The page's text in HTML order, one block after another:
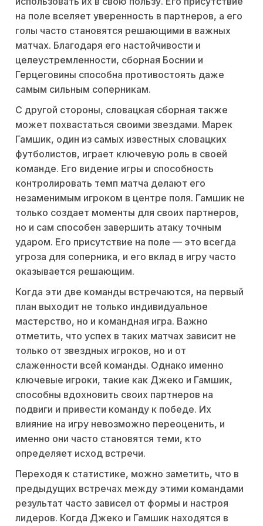
на поле вселяет уверенность в партнеров, а его
голы часто становятся решающими в важных
матчах. Благодаря его настойчивости и
целеустремленности, сборная Боснии и
Герцеговины способна противостоять даже
самым сильным соперникам.
С другой стороны, словацкая сборная также
может похвастаться своими звездами. Марек
Гамшик, один из самых известных словацких
футболистов, играет ключевую роль в своей
команде. Его видение игры и способность
контролировать темп матча делают его
незаменимым игроком в центре поля. Гамшик не
только создает моменты для своих партнеров,
но и сам способен завершить атаку точным
ударом. Его присутствие на поле — это всегда
угроза для соперника, и его вклад в игру часто
оказывается решающим.
Когда эти две команды встречаются, на первый
план выходит не только индивидуальное
мастерство, но и командная игра. Важно
отметить, что успех в таких матчах зависит не
только от звездных игроков, но и от
слаженности всей команды. Однако именно
ключевые игроки, такие как Джеко и Гамшик,
способны вдохновить своих партнеров на
подвиги и привести команду к победе. Их
влияние на игру невозможно переоценить, и
именно они часто становятся теми, кто
определяет исход встречи.
Переходя к статистике, можно заметить, что в
предыдущих встречах между этими командами
результат часто зависел от формы и настроя
лидеров. Когда Джеко и Гамшик находятся в